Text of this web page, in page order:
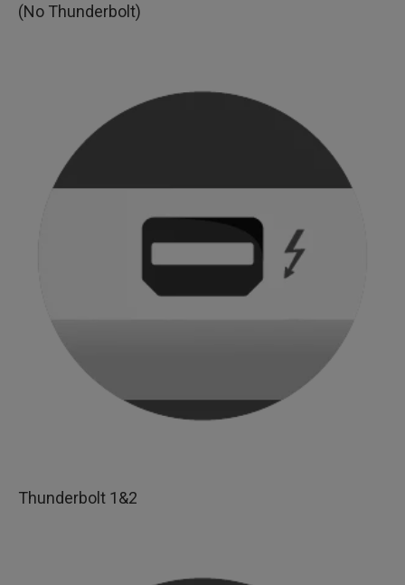
(No Thunderbolt)
Thunderbolt 1&2